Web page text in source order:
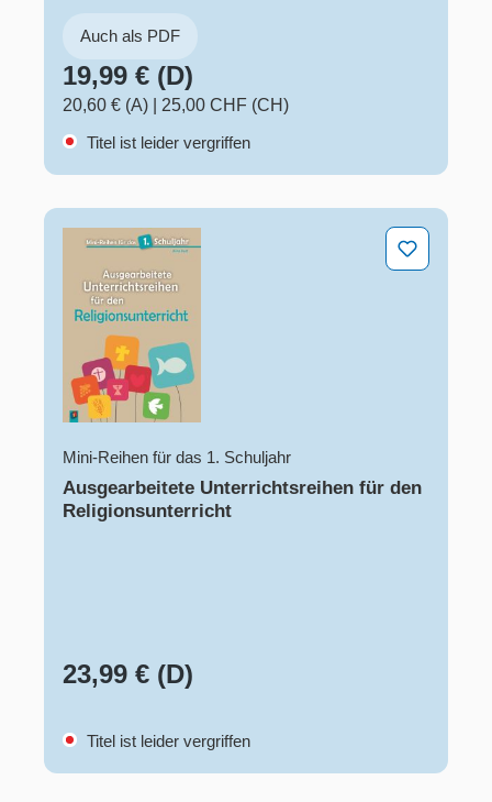
Auch als PDF
19,99 € (D)
20,60 € (A)
25,00 CHF (CH)
Titel ist leider vergriffen
Ausgearbeitete Unterrichtsreihen für den
Mini-Reihen für das 1. Schuljahr
Ausgearbeitete Unterrichtsreihen für den
Religionsunterricht
23,99 € (D)
Titel ist leider vergriffen